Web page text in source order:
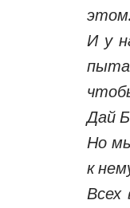
И у
Дай
Но
к
Всех